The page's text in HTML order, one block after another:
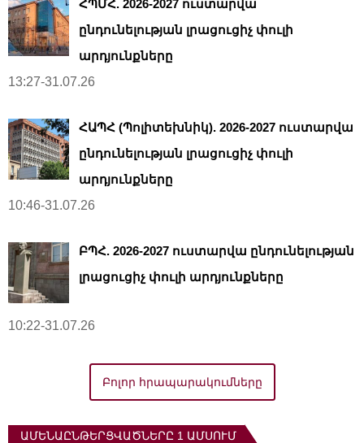
ՀՊՄՀ. 2026-2027 ուստարվա
ընդունելության լրացուցիչ փուլի
արդյունքները
13:27-31.07.26
ՀԱՊՀ (Պոլիտեխնիկ). 2026-2027 ուստարվա
ընդունելության լրացուցիչ փուլի
արդյունքները
10:46-31.07.26
ԲՊՀ. 2026-2027 ուստարվա ընդունելության
լրացուցիչ փուլի արդյունքները
10:22-31.07.26
Բոլոր հրապարակումները
ԱՄԵՆԱԸՆԹԵՐՑՎԱԾՆԵՐԸ 1 ԱՄՍՈՒՄ